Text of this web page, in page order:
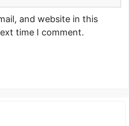
and website in this
time I comment.